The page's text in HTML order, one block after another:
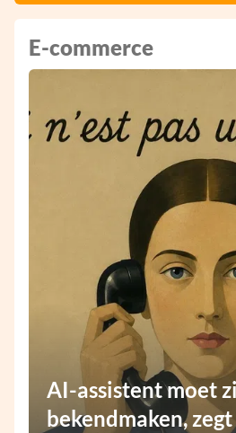
E-commerce
AI-assistent moet
bekendmaken, zegt